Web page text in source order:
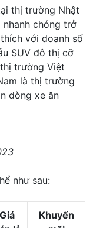
thị trường Nhật
nhanh chóng trở
với doanh số
SUV đô thị cỡ
trường Việt
là thị trường
dòng xe ăn
như sau:
Giá
Khuyến